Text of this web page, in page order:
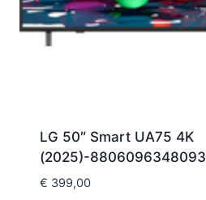
LG 50″ Smart UA75 4K
(2025)-8806096348093
€ 399,00